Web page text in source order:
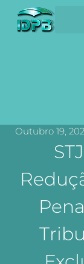
Outubro 19,